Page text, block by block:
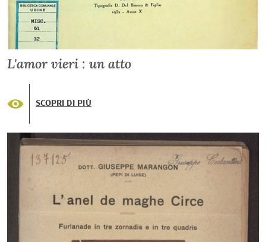
L'amor vieri : un atto
SCOPRI DI PIÙ